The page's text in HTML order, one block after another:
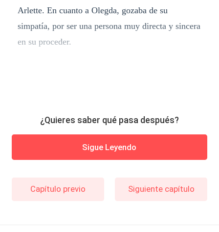
Arlette. En cuanto a Olegda, gozaba de su
simpatía, por ser una persona muy directa y sincera
en su proceder.
¿Quieres saber qué pasa después?
Sigue Leyendo
Capítulo previo Siguiente capítulo